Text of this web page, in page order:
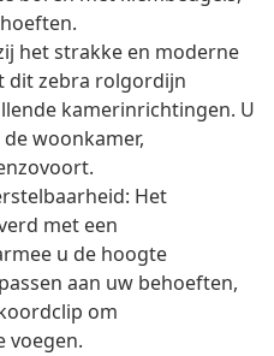
het strakke en moderne
dit zebra rolgordijn
kamerinrichtingen. U
woonkamer,
Het
met een
u de hoogte
aan uw behoeften,
om
voegen.